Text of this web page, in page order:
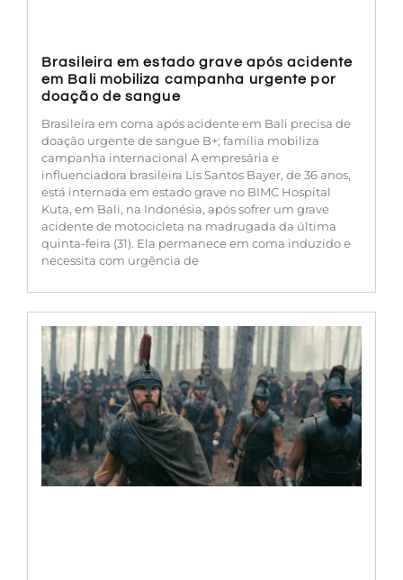
Brasileira em estado grave após acidente
em Bali mobiliza campanha urgente por
doação de sangue
Brasileira em coma após acidente em Bali precisa de
doação urgente de sangue B+; família mobiliza
campanha internacional A empresária e
influenciadora brasileira Lis Santos Bayer, de 36 anos,
está internada em estado grave no BIMC Hospital
Kuta, em Bali, na Indonésia, após sofrer um grave
acidente de motocicleta na madrugada da última
quinta-feira (31). Ela permanece em coma induzido e
necessita com urgência de